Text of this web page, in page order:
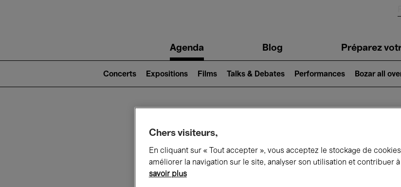
navigationAgenda Blog Préparez
2)
Concerts Expositions Films Talks & Debates Performances Bozar all
Ce qui se passe
Chers visiteurs,
En cliquant sur « Tout accepter », vous acceptez le stockage de
améliorer la navigation sur le site, analyser son utilisation et contribuer
savoir plus